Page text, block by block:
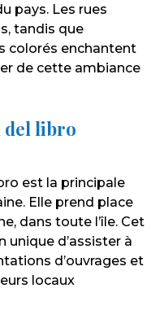
pays. Les rues
tandis que
colorés enchantent
de cette ambiance
del libro
est la principale
Elle prend place
dans toute l’île. Cet
unique d’assister à
d’ouvrages et
locaux